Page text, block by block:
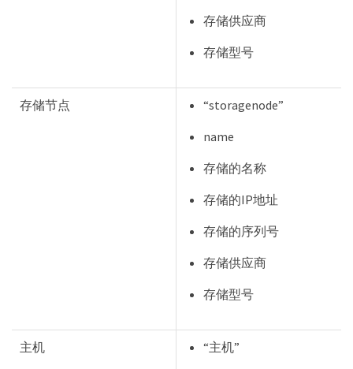
存储供应商
存储型号
存储节点
“storagenode”
name
存储的名称
存储的IP地址
存储的序列号
存储供应商
存储型号
主机
“主机”